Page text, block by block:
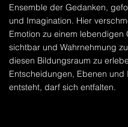
Ensemble der Gedanken,
und Imagination. Hier
Emotion zu einem lebendigen
sichtbar und Wahrnehmung
diesen Bildungsraum zu
Entscheidungen, Ebenen und
entsteht, darf sich entfalten.